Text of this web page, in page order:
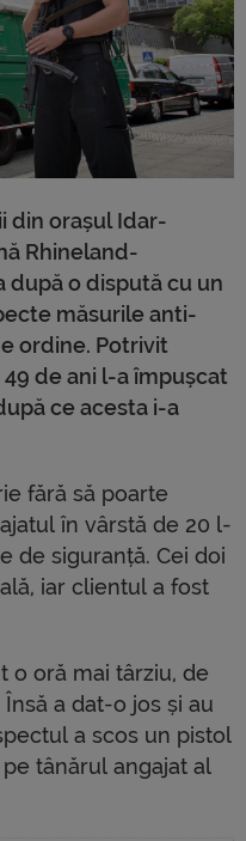
din orașul Idar-
Rhineland-
după o dispută cu un
măsurile anti-
ordine. Potrivit
de ani l-a împușcat
ce acesta i-a
fără să poarte
în vârstă de 20 l-
de siguranță. Cei doi
iar clientul a fost
o oră mai târziu, de
a dat-o jos și au
a scos un pistol
tânărul angajat al